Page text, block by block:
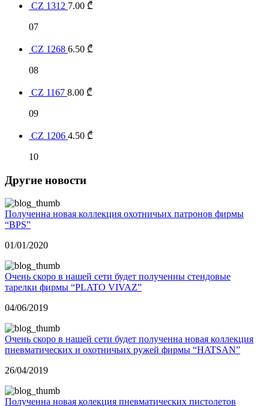
CZ 1312 7.00 ₾
07
CZ 1268 6.50 ₾
08
CZ 1167 8.00 ₾
09
CZ 1206 4.50 ₾
10
Другие новости
Полученна новая коллекция охотничьих патронов фирмы
“BPS”
01/01/2020
Очень скоро в нашей сети будет полученны стендовые
тарелки фирмы “PLATO VIVAZ”
04/06/2019
Очень скоро в нашей сети будет полученна новая коллекция
пневматических и охотничьих ружей фирмы “HATSAN”
26/04/2019
Полученна новая колекция пневматических пистолетов